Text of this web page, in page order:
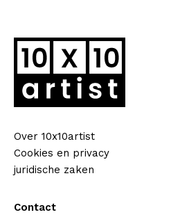
Over 10x10artist
Cookies en privacy
juridische zaken
Contact